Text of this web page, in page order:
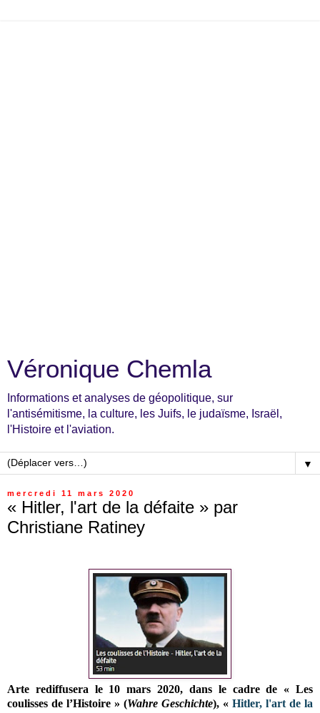
Véronique Chemla
Informations et analyses de géopolitique, sur
l'antisémitisme, la culture, les Juifs, le judaïsme, Israël,
l'Histoire et l'aviation.
▼
mercredi 11 mars 2020
« Hitler, l'art de la défaite » par
Christiane Ratiney
Arte rediffusera le 10 mars 2020, dans le cadre de « Les
coulisses de l’Histoire » (Wahre Geschichte), « Hitler, l'art de la